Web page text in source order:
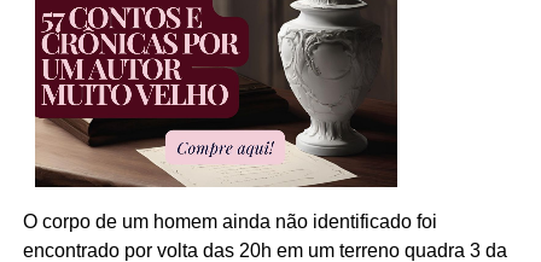
O corpo de um homem ainda não identificado foi
encontrado por volta das 20h em um terreno quadra 3 da